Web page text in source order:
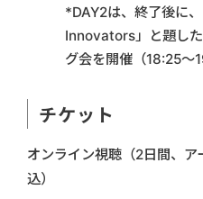
*DAY2は、終了後に
Innovators」と題し
グ会を開催（18:25〜
チケット
オンライン視聴（2日間、
込）